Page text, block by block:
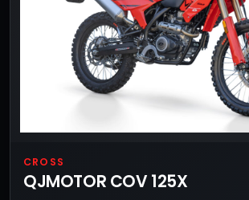
CROSS
QJMOTOR COV 125X